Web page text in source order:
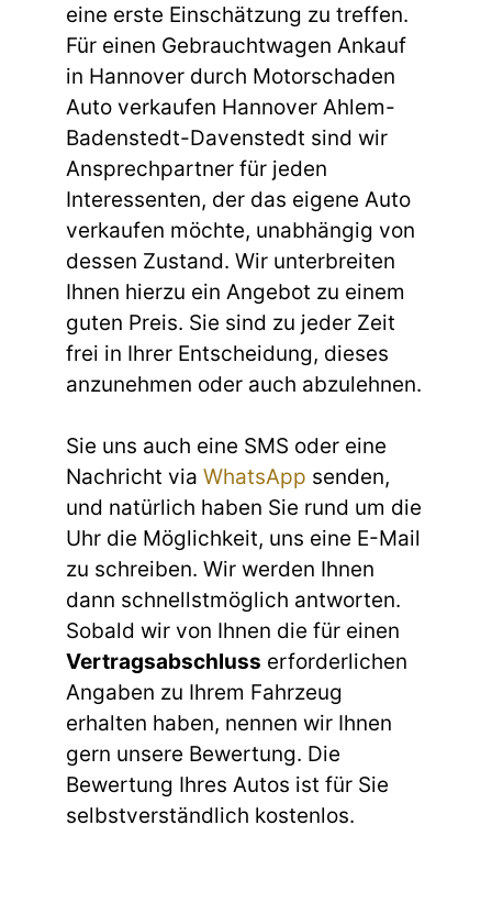
eine erste Einschätzung zu treffen.
Für einen Gebrauchtwagen Ankauf
in Hannover durch Motorschaden
Auto verkaufen Hannover Ahlem-
Badenstedt-Davenstedt sind wir
Ansprechpartner für jeden
Interessenten, der das eigene Auto
verkaufen möchte, unabhängig von
dessen Zustand. Wir unterbreiten
Ihnen hierzu ein Angebot zu einem
guten Preis. Sie sind zu jeder Zeit
frei in Ihrer Entscheidung, dieses
anzunehmen oder auch abzulehnen.
Sie uns auch eine SMS oder eine
Nachricht via WhatsApp senden,
und natürlich haben Sie rund um die
Uhr die Möglichkeit, uns eine E-Mail
zu schreiben. Wir werden Ihnen
dann schnellstmöglich antworten.
Sobald wir von Ihnen die für einen
Vertragsabschluss erforderlichen
Angaben zu Ihrem Fahrzeug
erhalten haben, nennen wir Ihnen
gern unsere Bewertung. Die
Bewertung Ihres Autos ist für Sie
selbstverständlich kostenlos.